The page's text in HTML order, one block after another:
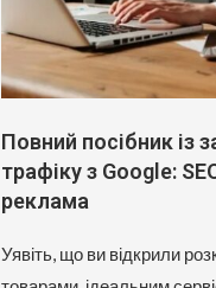
Повний посібник із
трафіку з Google:
реклама
Уявіть, що ви відкрили